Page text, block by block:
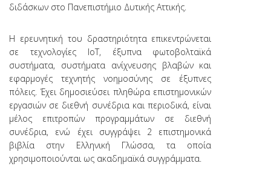
διδάσκων στο Πανεπιστήμιο Δυτικής Αττικής.
Η ερευνητική του δραστηριότητα επικεντρώνεται
σε τεχνολογίες IoT, έξυπνα φωτοβολταϊκά
συστήματα, συστήματα ανίχνευσης βλαβών και
εφαρμογές τεχνητής νοημοσύνης σε έξυπνες
πόλεις. Έχει δημοσιεύσει πληθώρα επιστημονικών
εργασιών σε διεθνή συνέδρια και περιοδικά, είναι
μέλος επιτροπών προγραμμάτων σε διεθνή
συνέδρια, ενώ έχει συγγράψει 2 επιστημονικά
βιβλία στην Ελληνική Γλώσσα, τα οποία
χρησιμοποιούνται ως ακαδημαϊκά συγγράμματα.